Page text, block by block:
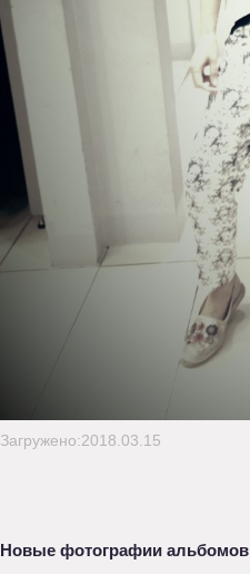
Загружено:2018.03.15
Новые фотографии альбомов